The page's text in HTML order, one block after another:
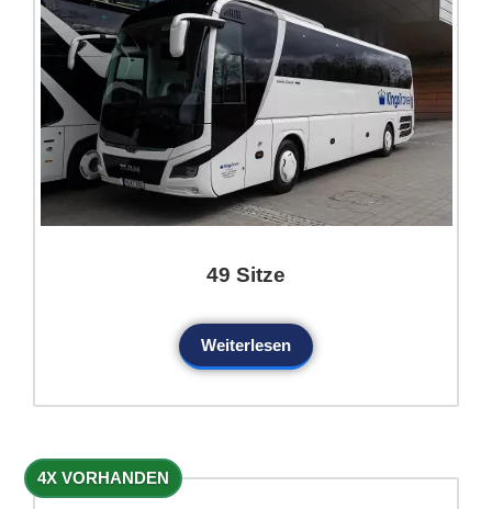
49 Sitze
Weiterlesen
4X VORHANDEN